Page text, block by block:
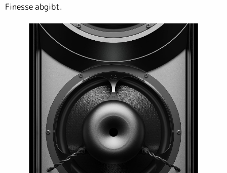
Finesse abgibt.